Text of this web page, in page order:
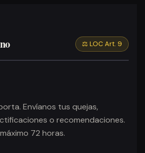
⚖️ LOC Art. 9
Envíanos tus quejas,
o recomendaciones.
72 horas.